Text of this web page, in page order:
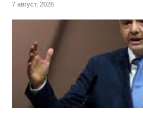
7 август, 2026